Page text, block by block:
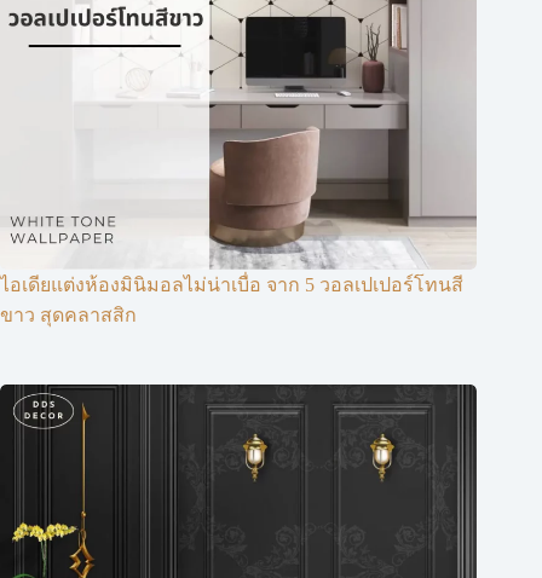
ไอเดียแต่งห้องมินิมอลไม่น่าเบื่อ จาก 5 วอลเปเปอร์โทนสี
ขาว สุดคลาสสิก